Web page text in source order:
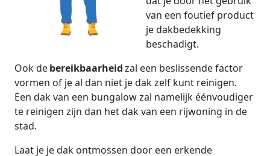
van een foutief product
je dakbedekking
beschadigt.
Ook debereikbaarheidzal een beslissende factor
vormen of je al dan niet je dak zelf kunt reinigen.
Een dak van een bungalow zal namelijk éénvoudiger
te reinigen zijn dan het dak van een rijwoning in de
stad.
Laat je je dak ontmossen door een erkende